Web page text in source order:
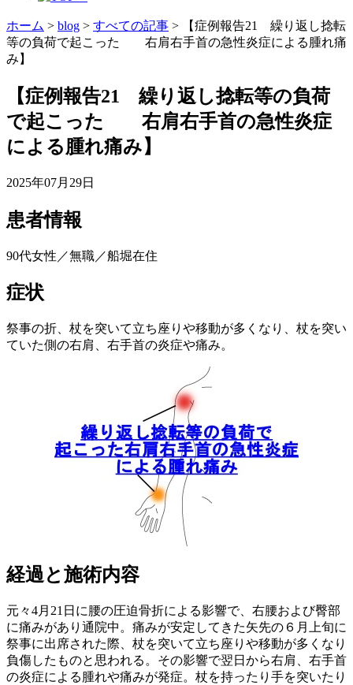
ホーム > blog > すべての記事 >
【症例報告21 繰り返し捻転
等の負荷で起こった 右肩右手首の急性炎症による腫れ痛
み】
【症例報告21 繰り返し捻転等の負荷
で起こった 右肩右手首の急性炎症
による腫れ痛み】
2025年07月29日
患者情報
90代女性／無職／船堀在住
症状
祭事の折、杖を突いて立ち座りや移動が多くなり、杖を突い
ていた側の右肩、右手首の炎症や痛み。
経過と施術内容
元々4月21日に腰の圧迫骨折による影響で、右腰および臀部
に痛みがあり通院中。痛みが安定してきた矢先の６月上旬に
祭事に出席された際、杖を突いて立ち座りや移動が多くなり
負傷したものと思われる。その影響で翌日から右肩、右手首
の炎症による腫れや痛みが発症。杖を持ったり手を突いたり